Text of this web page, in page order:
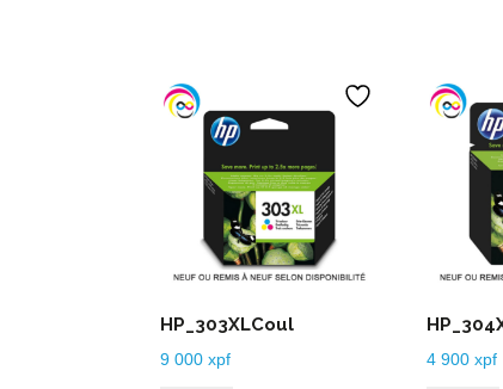
HP_303XLCoul
9 000xpf 4 900xpf